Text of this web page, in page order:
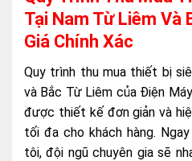
Tại Nam Từ Liêm Và
Giá Chính Xác
Quy trình thu mua thiết bị
và Bắc Từ Liêm của Điện
được thiết kế đơn giản và
tối đa cho khách hàng.
tôi, đội ngũ chuyên gia sẽ